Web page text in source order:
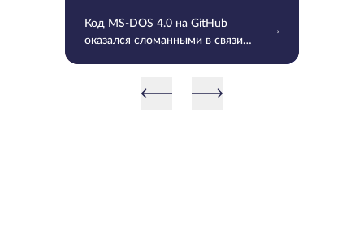
Код MS-DOS 4.0 на GitHub
оказался сломанными в связи